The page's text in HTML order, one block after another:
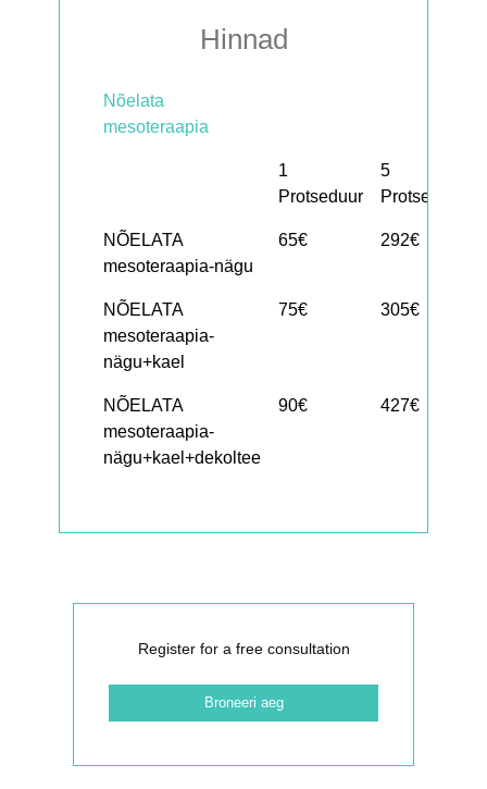
Hinnad
Nõelata
mesoteraapia
1
Protseduur
5
Protseduuri
NÕELATA
mesoteraapia-nägu
65€ 292€
NÕELATA
mesoteraapia-
nägu+kael
75€ 305€
NÕELATA
mesoteraapia-
nägu+kael+dekoltee
90€ 427€
Register for a free consultation
Broneeri aeg